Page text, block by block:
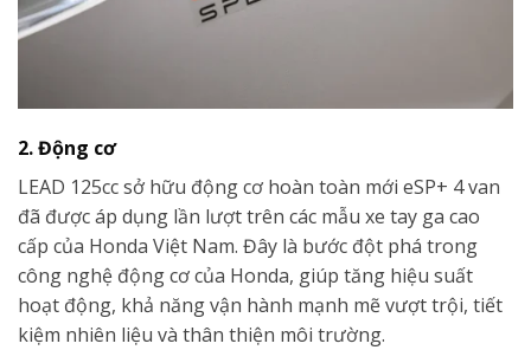
2. Động cơ
LEAD 125cc sở hữu động cơ hoàn toàn mới eSP+ 4 van
đã được áp dụng lần lượt trên các mẫu xe tay ga cao
cấp của Honda Việt Nam. Đây là bước đột phá trong
công nghệ động cơ của Honda, giúp tăng hiệu suất
hoạt động, khả năng vận hành mạnh mẽ vượt trội, tiết
kiệm nhiên liệu và thân thiện môi trường.